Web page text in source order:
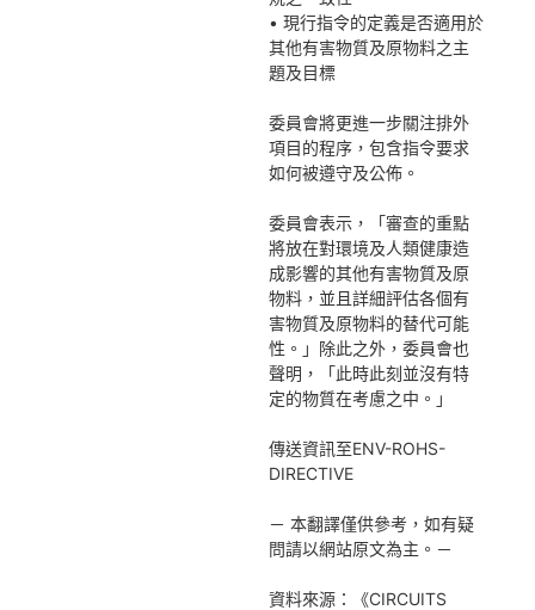
• 現行指令的定義是否適用於
其他有害物質及原物料之主
題及目標
委員會將更進一步關注排外
項目的程序，包含指令要求
如何被遵守及公佈。
委員會表示，「審查的重點
將放在對環境及人類健康造
成影響的其他有害物質及原
物料，並且詳細評估各個有
害物質及原物料的替代可能
性。」除此之外，委員會也
聲明，「此時此刻並沒有特
定的物質在考慮之中。」
傳送資訊至ENV-ROHS-
DIRECTIVE
－ 本翻譯僅供參考，如有疑
問請以網站原文為主。－
資料來源：《CIRCUITS